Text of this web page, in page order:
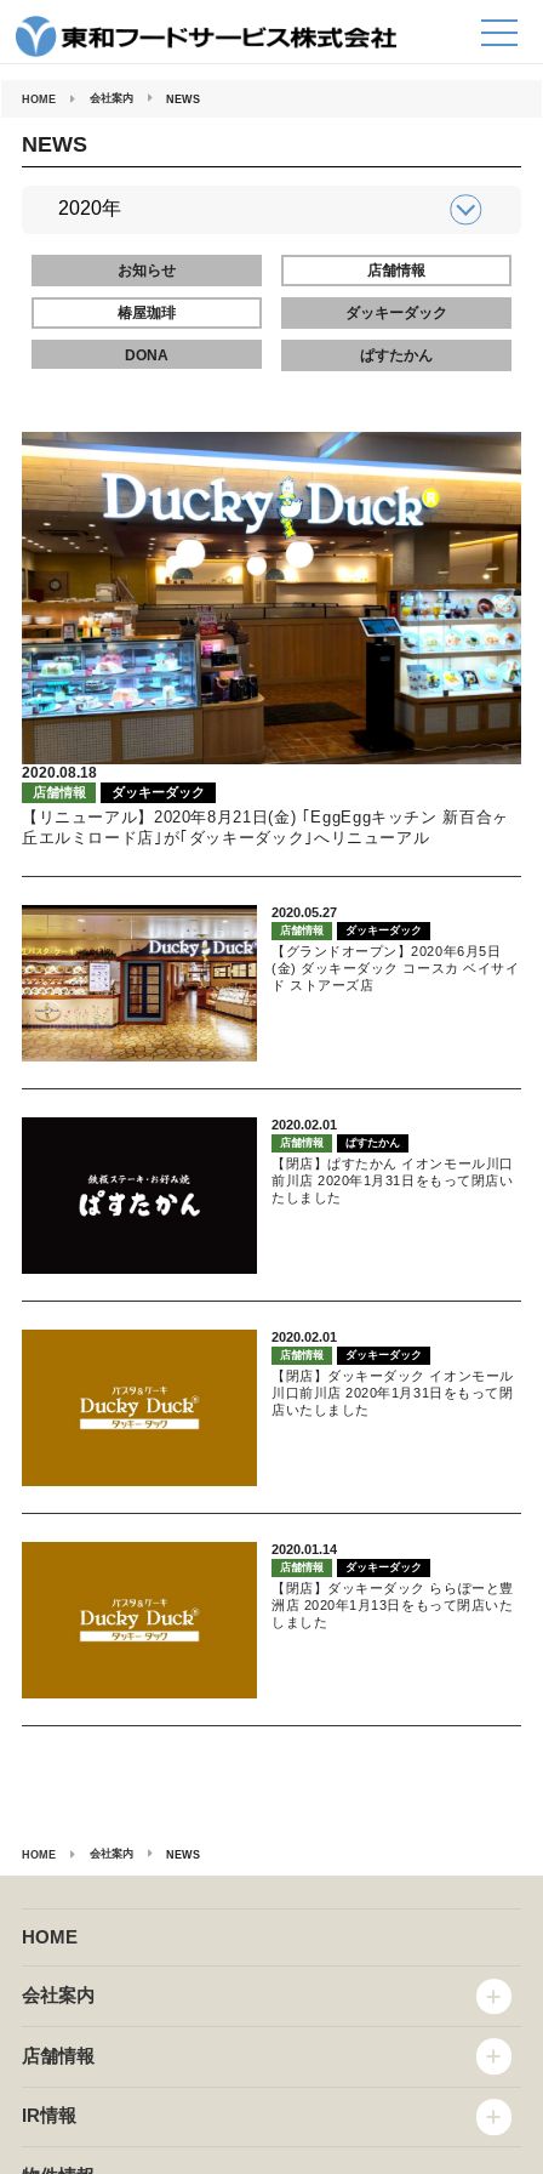
HOME 会社案内 NEWS
NEWS
お知らせ 店舗情報
椿屋珈琲 ダッキーダック
DONA ぱすたかん
2020.08.18
店舗情報 ダッキーダック
【リニューアル】2020年8月21日(金) ｢EggEggキッチン 新百合ヶ
丘エルミロード店｣が｢ダッキーダック｣へリニューアル
2020.05.27
店舗情報 ダッキーダック
【グランドオープン】2020年6月5日
(金) ダッキーダック コースカ ベイサイ
ド ストアーズ店
2020.02.01
店舗情報 ぱすたかん
【閉店】ぱすたかん イオンモール川口
前川店 2020年1月31日をもって閉店い
たしました
2020.02.01
店舗情報 ダッキーダック
【閉店】ダッキーダック イオンモール
川口前川店 2020年1月31日をもって閉
店いたしました
2020.01.14
店舗情報 ダッキーダック
【閉店】ダッキーダック ららぽーと豊
洲店 2020年1月13日をもって閉店いた
しました
HOME 会社案内 NEWS
HOME
会社案内
企業情報
セントラルキッチン
店舗情報
椿屋珈琲
IR情報